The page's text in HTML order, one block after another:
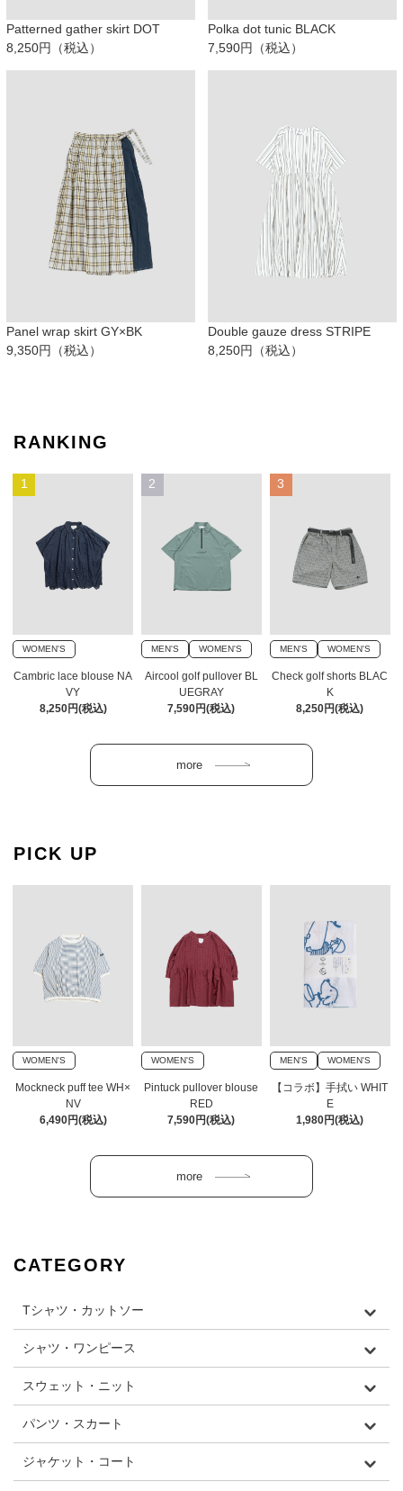
Patterned gather skirt DOT
8,250円（税込）
Polka dot tunic BLACK
7,590円（税込）
Panel wrap skirt GY×BK
9,350円（税込）
Double gauze dress STRIPE
8,250円（税込）
RANKING
1
WOMEN'S
Cambric lace blouse NA
VY
8,250円(税込)
2
MEN'S WOMEN'S
Aircool golf pullover BL
UEGRAY
7,590円(税込)
3
MEN'S WOMEN'S
Check golf shorts BLAC
K
8,250円(税込)
PICK UP
WOMEN'S
Mockneck puff tee WH×
NV
6,490円(税込)
WOMEN'S
Pintuck pullover blouse
RED
7,590円(税込)
MEN'S WOMEN'S
【コラボ】手拭い WHIT
E
1,980円(税込)
CATEGORY
Tシャツ・カットソー
シャツ・ワンピース
スウェット・ニット
パンツ・スカート
ジャケット・コート